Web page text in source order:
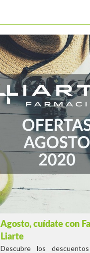
Agosto, cuídate con
Liarte
Descubre los